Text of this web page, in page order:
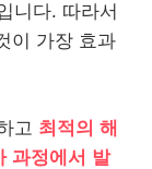
니다. 따라서
이 가장 효과
고 최적의 해
과정에서 발